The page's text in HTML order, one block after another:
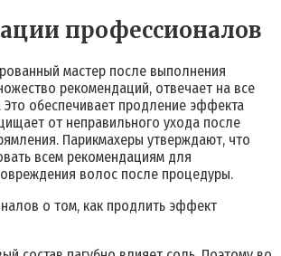
профессионалов
мастер после выполнения
рекомендаций, отвечает на все
обеспечивает продление эффекта
от неправильного ухода после
Парикмахеры утверждают, что
всем рекомендациям для
волос после процедуры.
о том, как продлить эффект